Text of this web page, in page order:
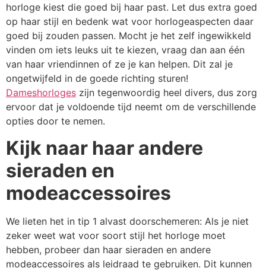
horloge kiest die goed bij haar past. Let dus extra goed
op haar stijl en bedenk wat voor horlogeaspecten daar
goed bij zouden passen. Mocht je het zelf ingewikkeld
vinden om iets leuks uit te kiezen, vraag dan aan één
van haar vriendinnen of ze je kan helpen. Dit zal je
ongetwijfeld in de goede richting sturen!
Dameshorloges zijn tegenwoordig heel divers, dus zorg
ervoor dat je voldoende tijd neemt om de verschillende
opties door te nemen.
Kijk naar haar andere
sieraden en
modeaccessoires
We lieten het in tip 1 alvast doorschemeren: Als je niet
zeker weet wat voor soort stijl het horloge moet
hebben, probeer dan haar sieraden en andere
modeaccessoires als leidraad te gebruiken. Dit kunnen